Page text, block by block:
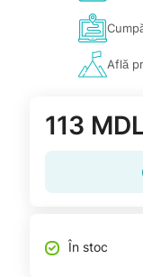
Află
113
În stoc